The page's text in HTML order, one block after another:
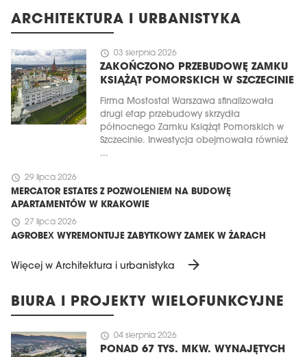
ARCHITEKTURA I URBANISTYKA
schedule 03 sierpnia 2026
ZAKOŃCZONO PRZEBUDOWĘ ZAMKU
KSIĄŻĄT POMORSKICH W SZCZECINIE
Firma Mostostal Warszawa sfinalizowała
drugi etap przebudowy skrzydła
północnego Zamku Książąt Pomorskich w
Szczecinie. Inwestycja obejmowała również
...
schedule 29 lipca 2026
MERCATOR ESTATES Z POZWOLENIEM NA BUDOWĘ
APARTAMENTÓW W KRAKOWIE
schedule 27 lipca 2026
AGROBEX WYREMONTUJE ZABYTKOWY ZAMEK W ŻARACH
Więcej w Architektura i urbanistyka arrow_forward
BIURA I PROJEKTY WIELOFUNKCYJNE
schedule 04 sierpnia 2026
PONAD 67 TYS. MKW. WYNAJĘTYCH